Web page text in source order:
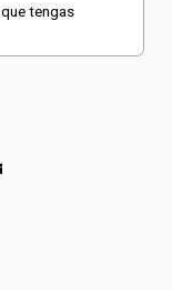
que tengas